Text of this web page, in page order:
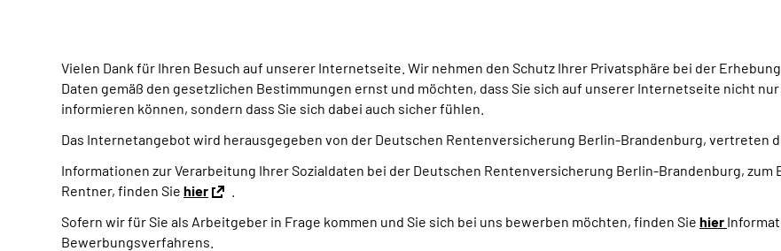
Vielen Dank für Ihren Besuch auf unserer Internetseite. Wir nehmen den Schutz Ihrer Privatsphäre bei der
Daten gemäß den gesetzlichen Bestimmungen ernst und möchten, dass Sie sich auf unserer Internetseite nicht
informieren können, sondern dass Sie sich dabei auch sicher fühlen.
Das Internetangebot wird herausgegeben von der Deutschen Rentenversicherung Berlin-Brandenburg, vertreten
Informationen zur Verarbeitung Ihrer Sozialdaten bei der Deutschen Rentenversicherung Berlin-Brandenburg,
Rentner, finden Sie hier
Sofern wir für Sie als Arbeitgeber in Frage kommen und Sie sich bei uns bewerben möchten, finden Sie hier
Bewerbungsverfahrens.